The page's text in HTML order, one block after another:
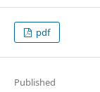
pdf
Published